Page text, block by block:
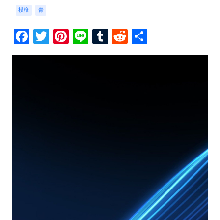
模様 青
Facebook
Twitter
Pinterest
LineTumblr
Reddit
有